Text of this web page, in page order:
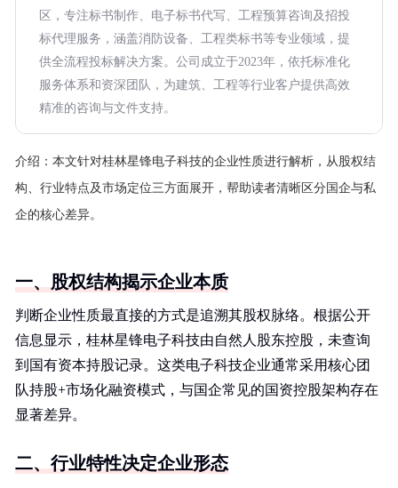
区，专注标书制作、电子标书代写、工程预算咨询及招投
标代理服务，涵盖消防设备、工程类标书等专业领域，提
供全流程投标解决方案。公司成立于2023年，依托标准化
服务体系和资深团队，为建筑、工程等行业客户提供高效
精准的咨询与文件支持。
介绍： 本文针对桂林星锋电子科技的企业性质进行解析，从股权结
构、行业特点及市场定位三方面展开，帮助读者清晰区分国企与私
企的核心差异。
一、股权结构揭示企业本质
判断企业性质最直接的方式是追溯其股权脉络。根据公开
信息显示，桂林星锋电子科技由自然人股东控股，未查询
到国有资本持股记录。这类电子科技企业通常采用核心团
队持股+市场化融资模式，与国企常见的国资控股架构存在
显著差异。
二、行业特性决定企业形态